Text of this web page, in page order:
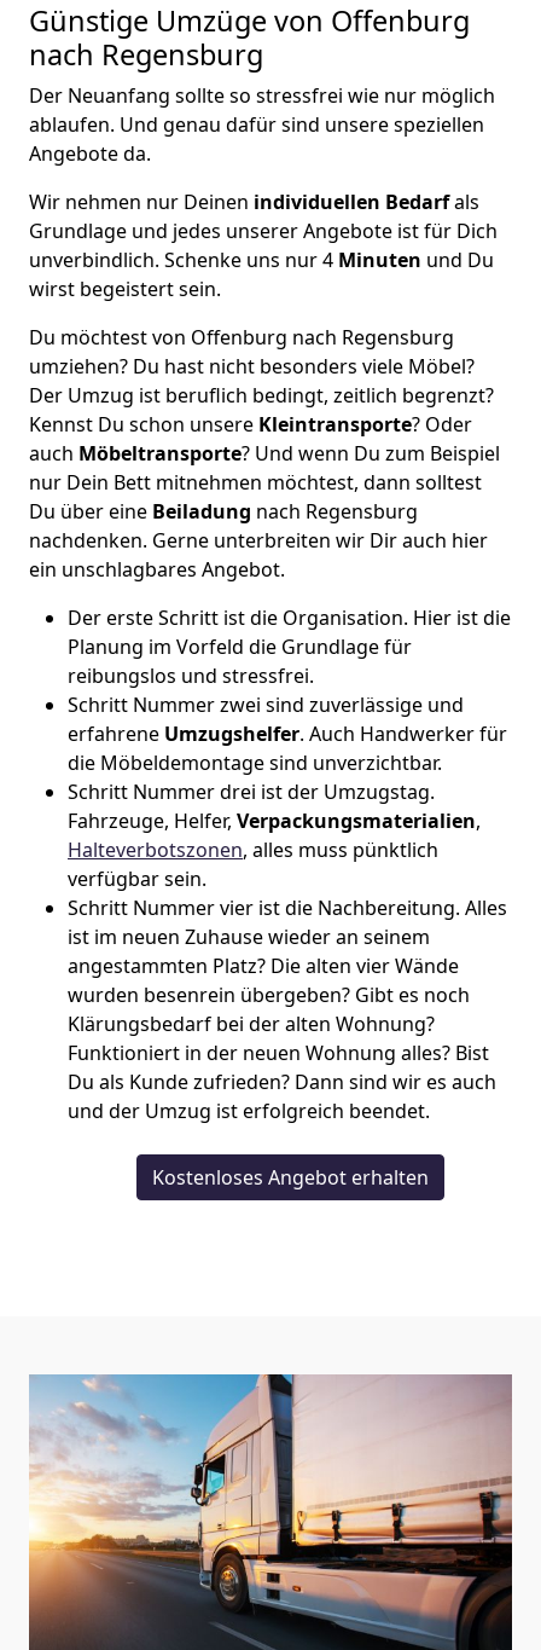
Günstige Umzüge von Offenburg
nach Regensburg
Der Neuanfang sollte so stressfrei wie nur möglich
ablaufen. Und genau dafür sind unsere speziellen
Angebote da.
Wir nehmen nur Deinen individuellen Bedarfals
Grundlage und jedes unserer Angebote ist für Dich
unverbindlich. Schenke uns nur 4 Minuten und Du
wirst begeistert sein.
Du möchtest von Offenburg nach Regensburg
umziehen? Du hast nicht besonders viele Möbel?
Der Umzug ist beruflich bedingt, zeitlich begrenzt?
Kennst Du schon unsere Kleintransporte? Oder
auch Möbeltransporte? Und wenn Du zum Beispiel
nur Dein Bett mitnehmen möchtest, dann solltest
Du über eine Beiladung nach Regensburg
nachdenken. Gerne unterbreiten wir Dir auch hier
ein unschlagbares Angebot.
Der erste Schritt ist die Organisation. Hier ist die
Planung im Vorfeld die Grundlage für
reibungslos und stressfrei.
Schritt Nummer zwei sind zuverlässige und
erfahrene Umzugshelfer. Auch Handwerker für
die Möbeldemontage sind unverzichtbar.
Schritt Nummer drei ist der Umzugstag.
Fahrzeuge, Helfer, Verpackungsmaterialien,
Halteverbotszonen, alles muss pünktlich
verfügbar sein.
Schritt Nummer vier ist die Nachbereitung. Alles
ist im neuen Zuhause wieder an seinem
angestammten Platz? Die alten vier Wände
wurden besenrein übergeben? Gibt es noch
Klärungsbedarf bei der alten Wohnung?
Funktioniert in der neuen Wohnung alles? Bist
Du als Kunde zufrieden? Dann sind wir es auch
und der Umzug ist erfolgreich beendet.
Kostenloses Angebot erhalten